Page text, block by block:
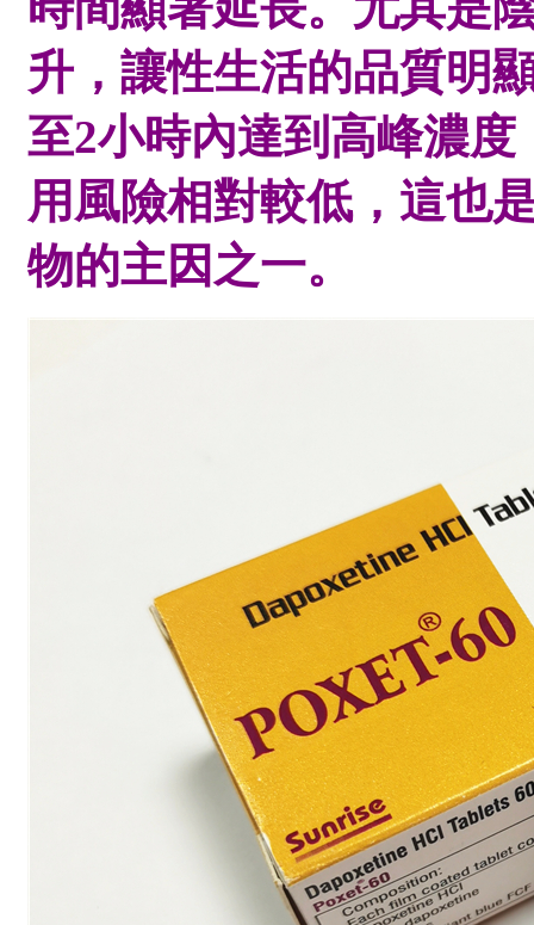
升，讓性生活的品質明
至2小時內達到高峰濃
用風險相對較低，這也
物的主因之一。